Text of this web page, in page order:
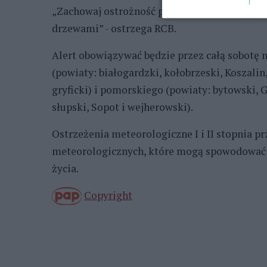
„Zachowaj ostrożność podczas aktywności
drzewami” - ostrzega RCB.
Alert obowiązywać będzie przez całą
(powiaty: białogardzki, kołobrzeski,
gryficki) i pomorskiego (powiaty: bytowski,
słupski, Sopot i wejherowski).
Ostrzeżenia meteorologiczne I i II stopnia
meteorologicznych, które mogą
życia.
Copyright